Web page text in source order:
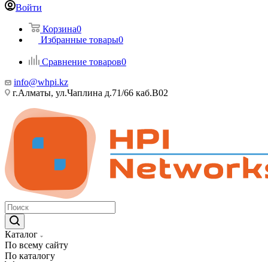
Войти
Корзина0
Избранные товары0
Сравнение товаров0
info@whpi.kz
г.Алматы, ул.Чаплина д.71/66 каб.B02
Каталог
По всему сайту
По каталогу